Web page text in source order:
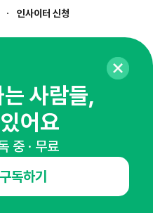
인사이터 신청
사람들,
어요
중 · 무료
독하기